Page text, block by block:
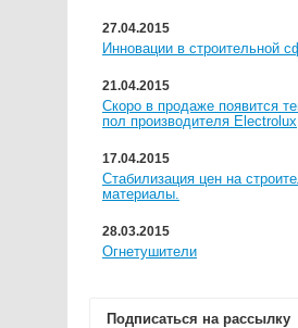
27.04.2015
Инновации в строительной
21.04.2015
Скоро в продаже появится
пол производителя Electrolux
17.04.2015
Стабилизация цен на
материалы.
28.03.2015
Огнетушители
Подписаться на рассылку